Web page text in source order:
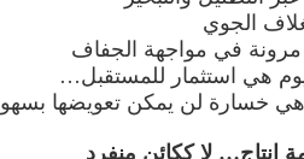
الجوي
مرونة في مواجهة الجفاف
هي استثمار للمستقبل…
خسارة لن يمكن تعويضها